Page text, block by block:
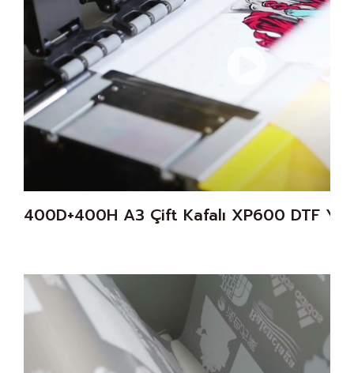
400D+400H A3 Çift Kafalı XP600 DTF